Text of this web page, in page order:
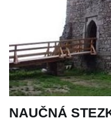
NAUČNÁ